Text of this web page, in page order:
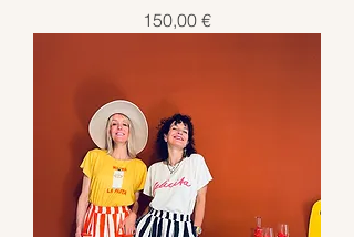
Preis
150,00 €